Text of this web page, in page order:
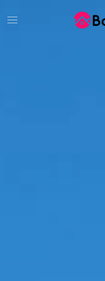
Skip to main content